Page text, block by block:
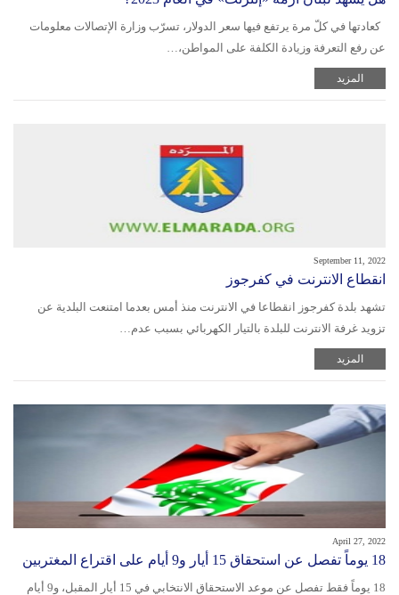
كعادتها في كلّ مرة يرتفع فيها سعر الدولار، تسرّب وزارة الإتصالات معلومات
عن رفع التعرفة وزيادة الكلفة على المواطن،…
المزيد
September 11, 2022
انقطاع الانترنت في كفرجوز
تشهد بلدة كفرجوز انقطاعا في الانترنت منذ أمس بعدما امتنعت البلدية عن
تزويد غرفة الانترنت للبلدة بالتيار الكهربائي بسبب عدم…
المزيد
April 27, 2022
18 يوماً تفصل عن استحقاق 15 أيار و9 أيام على اقتراع المغتربين
18 يوماً فقط تفصل عن موعد الاستحقاق الانتخابي في 15 أيار المقبل، و9 أيام